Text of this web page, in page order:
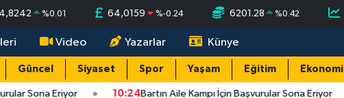
%0.01 64,0159 %-0.24 6201.28 %0.42
Video Yazarlar Künye
Güncel Siyaset Spor Yaşam Eğitim Ekonomi
Sona Eriyor 10:24Bartın Aile Kampı İçin Başvurular Sona Eriyor